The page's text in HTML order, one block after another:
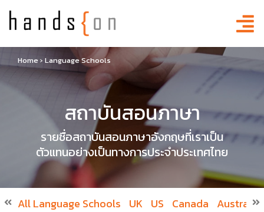
Home› Language Schools
สถาบันสอนภาษา
รายชื่อสถาบันสอนภาษาอังกฤษที่เราเป็น
ตัวแทนอย่างเป็นทางการประจำประเทศไทย
All Language Schools UK US Canada Australia